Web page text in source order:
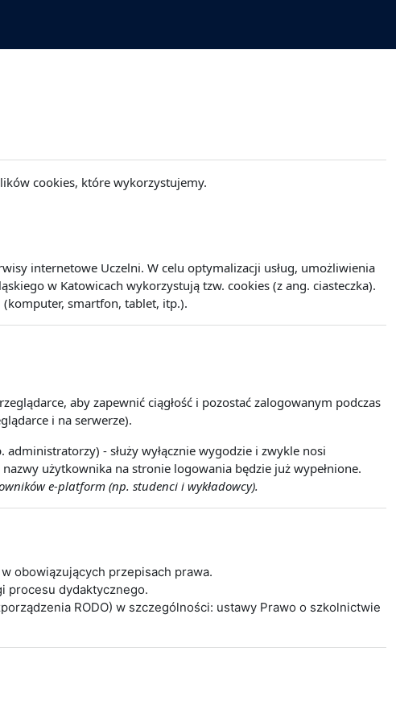
cookies, które wykorzystujemy.
internetowe Uczelni. W celu optymalizacji usług, umożliwienia
w Katowicach wykorzystują tzw. cookies (z ang. ciasteczka).
smartfon, tablet, itp.).
aby zapewnić ciągłość i pozostać zalogowanym podczas
i na serwerze).
- służy wyłącznie wygodzie i zwykle nosi
użytkownika na stronie logowania będzie już wypełnione.
e-platform (np. studenci i wykładowcy).
obowiązujących przepisach prawa.
procesu dydaktycznego.
RODO) w szczególności: ustawy Prawo o szkolnictwie